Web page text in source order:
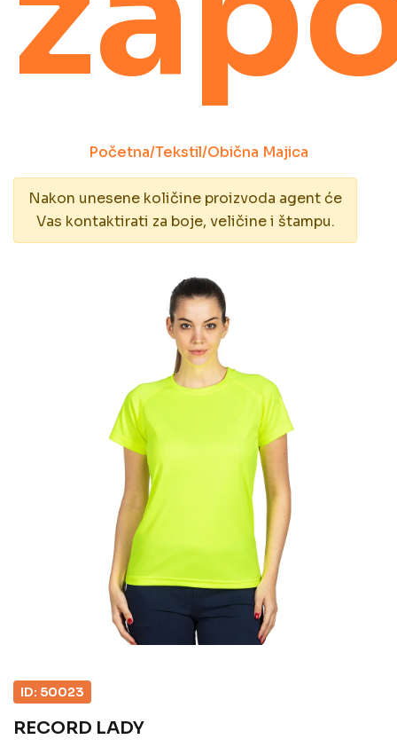
Početna/Tekstil/Obična Majica
Nakon unesene količine proizvoda agent će
Vas kontaktirati za boje, veličine i štampu.
ID: 50023
RECORD LADY